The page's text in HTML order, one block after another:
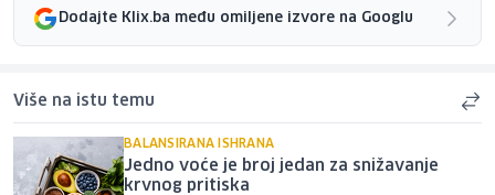
Dodajte Klix.ba među omiljene izvore na Googlu
Više na istu temu
BALANSIRANA ISHRANA
Jedno voće je broj jedan za snižavanje
krvnog pritiska